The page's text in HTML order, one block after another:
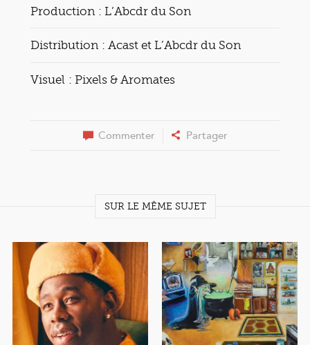
Production : L’Abcdr du Son
Distribution : Acast et L’Abcdr du Son
Visuel : Pixels & Aromates
Commenter Partager
SUR LE MÊME SUJET